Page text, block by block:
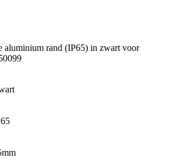
rand (IP65) in zwart voor